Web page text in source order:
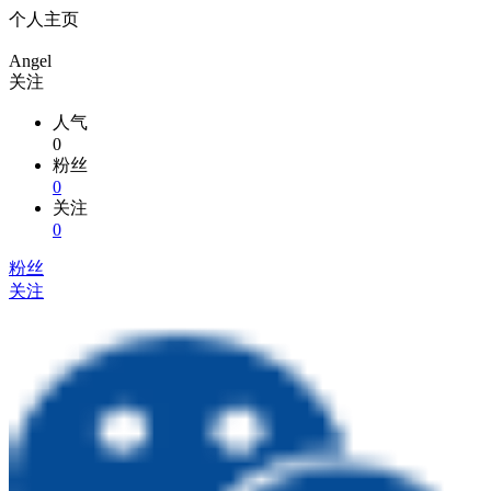
个人主页
Angel
关注
人气
0
粉丝
0
关注
0
粉丝
关注